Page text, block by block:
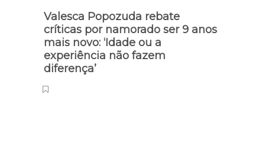
Valesca Popozuda rebate
críticas por namorado ser 9 anos
mais novo: ‘Idade ou a
experiência não fazem
diferença’